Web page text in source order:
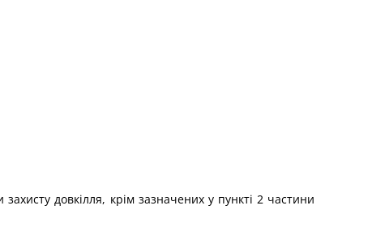
довкілля, крім зазначених у пункті 2 частини